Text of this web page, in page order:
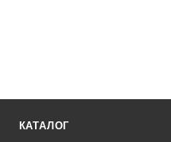
КАТАЛОГ